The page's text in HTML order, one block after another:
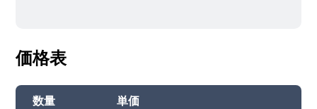
価格表
数量 単価